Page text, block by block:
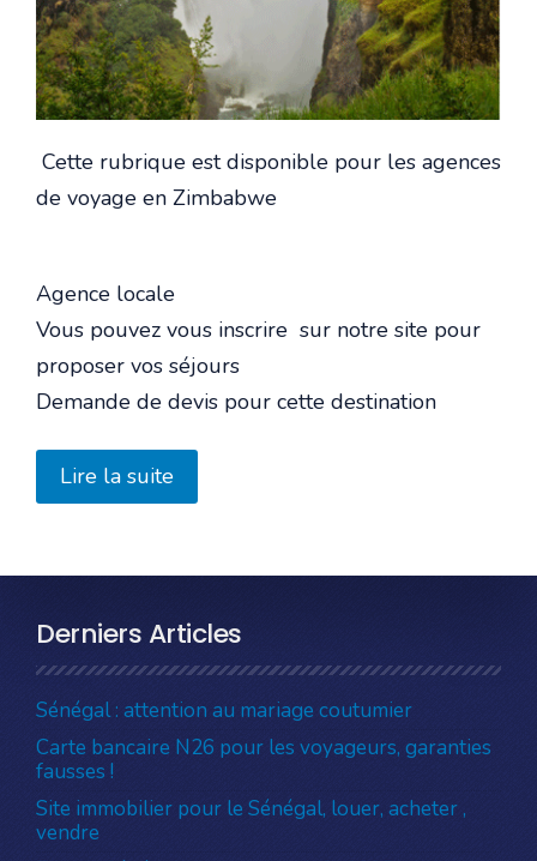
Cette rubrique est disponible pour les agences
de voyage en Zimbabwe
Agence locale
Vous pouvez vous inscrire sur notre site pour
proposer vos séjours
Demande de devis pour cette destination
Lire la suite
Derniers Articles
Sénégal : attention au mariage coutumier
Carte bancaire N26 pour les voyageurs, garanties
fausses !
Site immobilier pour le Sénégal, louer, acheter ,
vendre